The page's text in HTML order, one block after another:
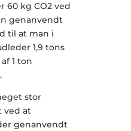
60 kg CO2 ved
genanvendt
til at man i
1,9 tons
1 ton
stor
ved at
genanvendt